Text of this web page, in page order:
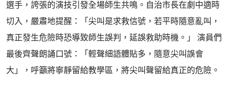
選手，誇張的演技引發全場師生共鳴。自治市長在劇中適時
切入，嚴肅地提醒：「尖叫是求救信號，若平時隨意亂叫，
真正發生危險時恐導致師生誤判，延誤救助時機。」 演員們
最後齊聲朗誦口號：「輕聲細語體貼多，隨意尖叫誤會
大」，呼籲將寧靜留給教學區，將尖叫聲留給真正的危險。